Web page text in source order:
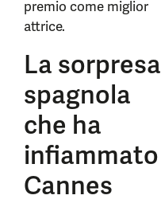
premio come miglior
attrice.
La sorpresa
spagnola
che ha
infiammato
Cannes